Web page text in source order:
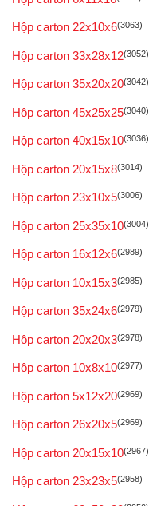
Hộp carton 22x10x6(3063)
Hộp carton 33x28x12(3052)
Hộp carton 35x20x20(3042)
Hộp carton 45x25x25(3040)
Hộp carton 40x15x10(3036)
Hộp carton 20x15x8(3014)
Hộp carton 23x10x5(3006)
Hộp carton 25x35x10(3004)
Hộp carton 16x12x6(2989)
Hộp carton 10x15x3(2985)
Hộp carton 35x24x6(2979)
Hộp carton 20x20x3(2978)
Hộp carton 10x8x10(2977)
Hộp carton 5x12x20(2969)
Hộp carton 26x20x5(2969)
Hộp carton 20x15x10(2967)
Hộp carton 23x23x5(2958)